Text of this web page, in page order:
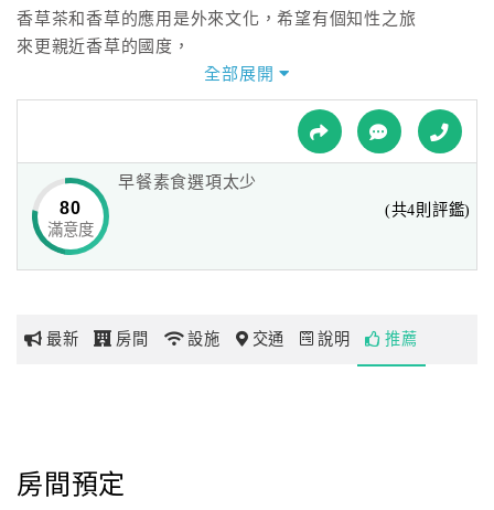
球
網
玩
地
圖
香草茶和香草的應用是外來文化，希望有個知性之旅
來更親近香草的國度，
在一個夜晚可看到滿天星斗的夜空下，品酪花草茶點，也是
另一種慢活的享受，
全部展開
80
滿意度
早餐素食選項太少
(共4則評鑑)
最新 房間 設施 交通 說明 推薦
房間預定